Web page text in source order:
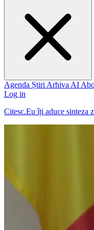
Agenda Știri Arhiva AI
Log in
Citesc.Eu îți aduce sinteza